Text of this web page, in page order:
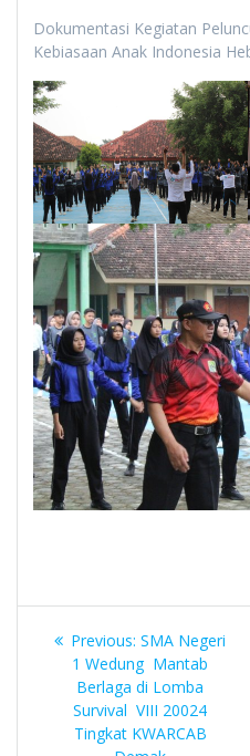
Dokumentasi Kegiatan
Kebiasaan Anak Indonesia
Navigasi
pos
Previous: Previous
post:
SMA Negeri
1 Wedung Mantab
Berlaga di Lomba
Survival VIII 20024
Tingkat KWARCAB